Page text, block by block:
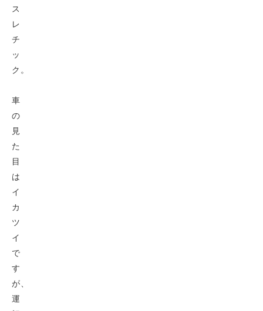
ス
レ
チ
ッ
ク。
車
の
見
た
目
は
イ
カ
ツ
イ
で
す
が、
運